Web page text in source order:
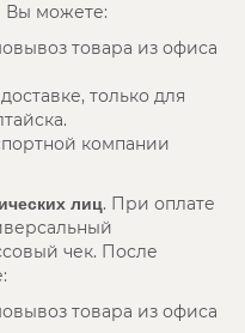
Вы можете:
товара из офиса
только для
компании
лиц. При оплате
чек. После
товара из офиса